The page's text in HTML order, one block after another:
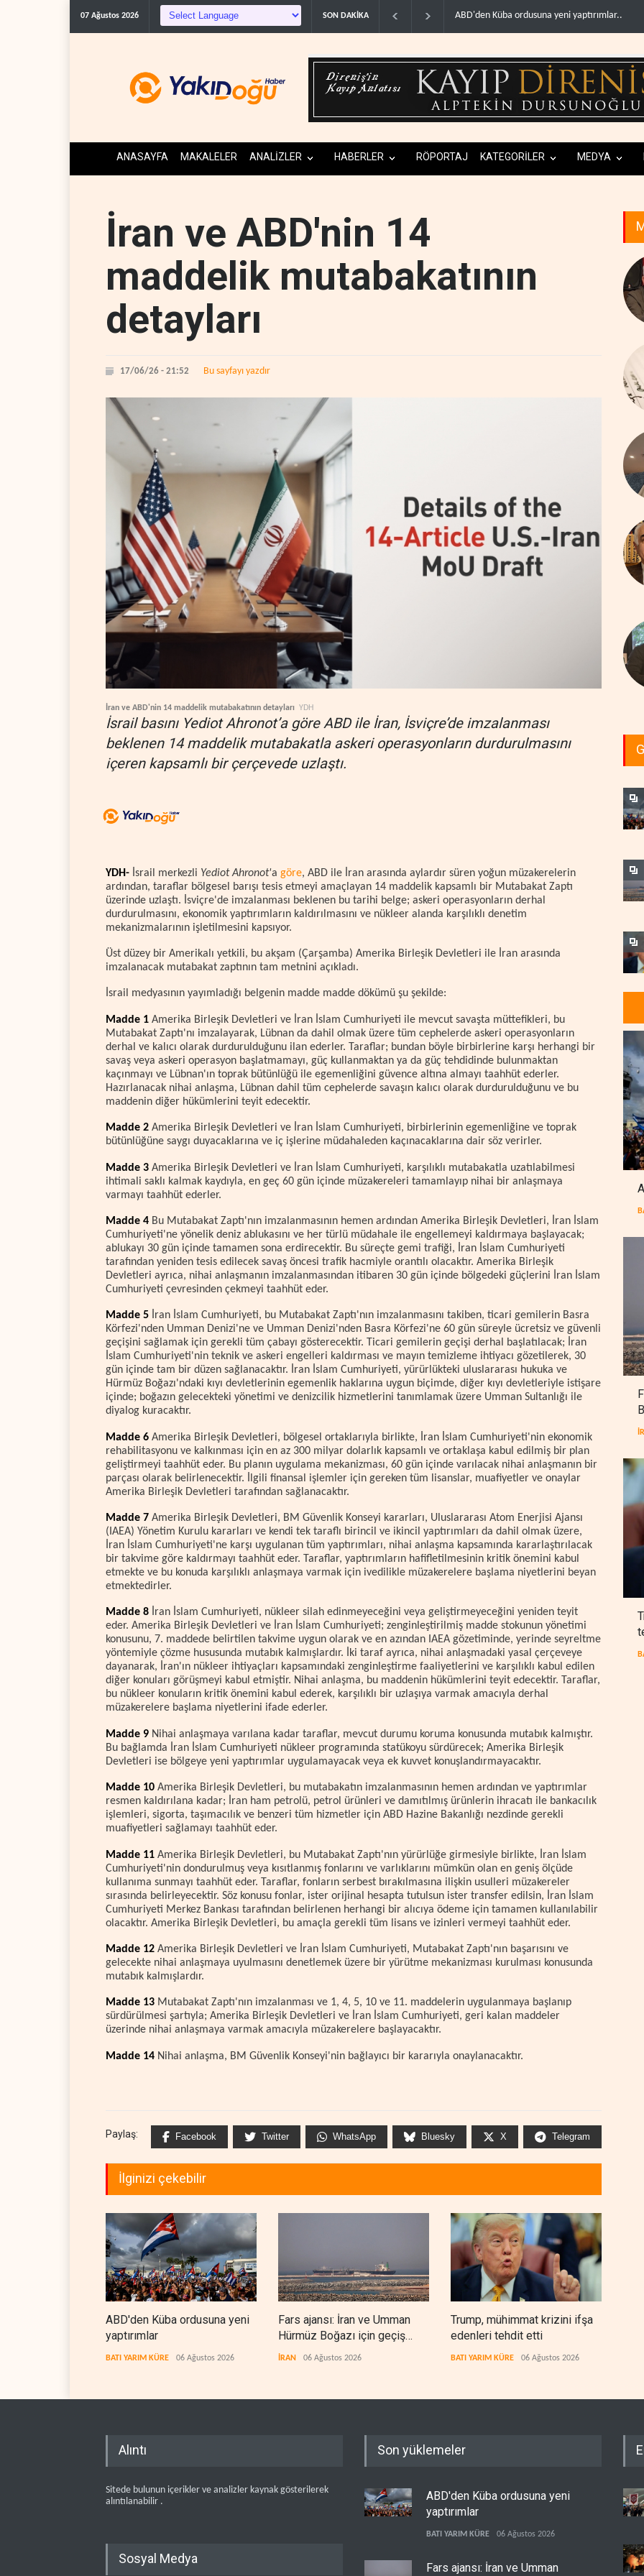
07 Ağustos 2026 SON DAKİKA
ABD'den Küba ordusuna yeni yaptırımlar.. Fars ajansı: İran ve Umman Hürmüz Boğazı
ANASAYFA MAKALELER ANALİZLER HABERLER RÖPORTAJ KATEGORİLER MEDYA
İran ve ABD'nin 14
maddelik mutabakatının
detayları
17/06/26 - 21:52 Bu sayfayı yazdır
İran ve ABD'nin 14 maddelik mutabakatının detayları YDH
İsrail basını Yediot Ahronot’a göre ABD ile İran, İsviçre’de imzalanması
beklenen 14 maddelik mutabakatla askeri operasyonların durdurulmasını
içeren kapsamlı bir çerçevede uzlaştı.
YDH- İsrail merkezli Yediot Ahronot'a göre, ABD ile İran arasında aylardır süren yoğun müzakerelerin
ardından, taraflar bölgesel barışı tesis etmeyi amaçlayan 14 maddelik kapsamlı bir Mutabakat Zaptı
üzerinde uzlaştı. İsviçre'de imzalanması beklenen bu tarihi belge; askeri operasyonların derhal
durdurulmasını, ekonomik yaptırımların kaldırılmasını ve nükleer alanda karşılıklı denetim
mekanizmalarının işletilmesini kapsıyor.
Üst düzey bir Amerikalı yetkili, bu akşam (Çarşamba) Amerika Birleşik Devletleri ile İran arasında
imzalanacak mutabakat zaptının tam metnini açıkladı.
İsrail medyasının yayımladığı belgenin madde madde dökümü şu şekilde:
Madde 1 Amerika Birleşik Devletleri ve İran İslam Cumhuriyeti ile mevcut savaşta müttefikleri, bu
Mutabakat Zaptı'nı imzalayarak, Lübnan da dahil olmak üzere tüm cephelerde askeri operasyonların
derhal ve kalıcı olarak durdurulduğunu ilan ederler. Taraflar; bundan böyle birbirlerine karşı herhangi bir
savaş veya askeri operasyon başlatmamayı, güç kullanmaktan ya da güç tehdidinde bulunmaktan
kaçınmayı ve Lübnan'ın toprak bütünlüğü ile egemenliğini güvence altına almayı taahhüt ederler.
Hazırlanacak nihai anlaşma, Lübnan dahil tüm cephelerde savaşın kalıcı olarak durdurulduğunu ve bu
maddenin diğer hükümlerini teyit edecektir.
Madde 2 Amerika Birleşik Devletleri ve İran İslam Cumhuriyeti, birbirlerinin egemenliğine ve toprak
bütünlüğüne saygı duyacaklarına ve iç işlerine müdahaleden kaçınacaklarına dair söz verirler.
Madde 3 Amerika Birleşik Devletleri ve İran İslam Cumhuriyeti, karşılıklı mutabakatla uzatılabilmesi
ihtimali saklı kalmak kaydıyla, en geç 60 gün içinde müzakereleri tamamlayıp nihai bir anlaşmaya
varmayı taahhüt ederler.
Madde 4 Bu Mutabakat Zaptı'nın imzalanmasının hemen ardından Amerika Birleşik Devletleri, İran İslam
Cumhuriyeti'ne yönelik deniz ablukasını ve her türlü müdahale ile engellemeyi kaldırmaya başlayacak;
ablukayı 30 gün içinde tamamen sona erdirecektir. Bu süreçte gemi trafiği, İran İslam Cumhuriyeti
tarafından yeniden tesis edilecek savaş öncesi trafik hacmiyle orantılı olacaktır. Amerika Birleşik
Devletleri ayrıca, nihai anlaşmanın imzalanmasından itibaren 30 gün içinde bölgedeki güçlerini İran İslam
Cumhuriyeti çevresinden çekmeyi taahhüt eder.
Madde 5 İran İslam Cumhuriyeti, bu Mutabakat Zaptı'nın imzalanmasını takiben, ticari gemilerin Basra
Körfezi'nden Umman Denizi'ne ve Umman Denizi'nden Basra Körfezi'ne 60 gün süreyle ücretsiz ve güvenli
geçişini sağlamak için gerekli tüm çabayı gösterecektir. Ticari gemilerin geçişi derhal başlatılacak; İran
İslam Cumhuriyeti'nin teknik ve askeri engelleri kaldırması ve mayın temizleme ihtiyacı gözetilerek, 30
gün içinde tam bir düzen sağlanacaktır. İran İslam Cumhuriyeti, yürürlükteki uluslararası hukuka ve
Hürmüz Boğazı'ndaki kıyı devletlerinin egemenlik haklarına uygun biçimde, diğer kıyı devletleriyle istişare
içinde; boğazın gelecekteki yönetimi ve denizcilik hizmetlerini tanımlamak üzere Umman Sultanlığı ile
diyalog kuracaktır.
Madde 6 Amerika Birleşik Devletleri, bölgesel ortaklarıyla birlikte, İran İslam Cumhuriyeti'nin ekonomik
rehabilitasyonu ve kalkınması için en az 300 milyar dolarlık kapsamlı ve ortaklaşa kabul edilmiş bir plan
geliştirmeyi taahhüt eder. Bu planın uygulama mekanizması, 60 gün içinde varılacak nihai anlaşmanın bir
parçası olarak belirlenecektir. İlgili finansal işlemler için gereken tüm lisanslar, muafiyetler ve onaylar
Amerika Birleşik Devletleri tarafından sağlanacaktır.
Madde 7 Amerika Birleşik Devletleri, BM Güvenlik Konseyi kararları, Uluslararası Atom Enerjisi Ajansı
(IAEA) Yönetim Kurulu kararları ve kendi tek taraflı birincil ve ikincil yaptırımları da dahil olmak üzere,
İran İslam Cumhuriyeti'ne karşı uygulanan tüm yaptırımları, nihai anlaşma kapsamında kararlaştırılacak
bir takvime göre kaldırmayı taahhüt eder. Taraflar, yaptırımların hafifletilmesinin kritik önemini kabul
etmekte ve bu konuda karşılıklı anlaşmaya varmak için ivedilikle müzakerelere başlama niyetlerini beyan
etmektedirler.
Madde 8 İran İslam Cumhuriyeti, nükleer silah edinmeyeceğini veya geliştirmeyeceğini yeniden teyit
eder. Amerika Birleşik Devletleri ve İran İslam Cumhuriyeti; zenginleştirilmiş madde stokunun yönetimi
konusunu, 7. maddede belirtilen takvime uygun olarak ve en azından IAEA gözetiminde, yerinde seyreltme
yöntemiyle çözme hususunda mutabık kalmışlardır. İki taraf ayrıca, nihai anlaşmadaki yasal çerçeveye
dayanarak, İran'ın nükleer ihtiyaçları kapsamındaki zenginleştirme faaliyetlerini ve karşılıklı kabul edilen
diğer konuları görüşmeyi kabul etmiştir. Nihai anlaşma, bu maddenin hükümlerini teyit edecektir. Taraflar,
bu nükleer konuların kritik önemini kabul ederek, karşılıklı bir uzlaşıya varmak amacıyla derhal
müzakerelere başlama niyetlerini ifade ederler.
Madde 9 Nihai anlaşmaya varılana kadar taraflar, mevcut durumu koruma konusunda mutabık kalmıştır.
Bu bağlamda İran İslam Cumhuriyeti nükleer programında statükoyu sürdürecek; Amerika Birleşik
Devletleri ise bölgeye yeni yaptırımlar uygulamayacak veya ek kuvvet konuşlandırmayacaktır.
Madde 10 Amerika Birleşik Devletleri, bu mutabakatın imzalanmasının hemen ardından ve yaptırımlar
resmen kaldırılana kadar; İran ham petrolü, petrol ürünleri ve damıtılmış ürünlerin ihracatı ile bankacılık
işlemleri, sigorta, taşımacılık ve benzeri tüm hizmetler için ABD Hazine Bakanlığı nezdinde gerekli
muafiyetleri sağlamayı taahhüt eder.
Madde 11 Amerika Birleşik Devletleri, bu Mutabakat Zaptı'nın yürürlüğe girmesiyle birlikte, İran İslam
Cumhuriyeti'nin dondurulmuş veya kısıtlanmış fonlarını ve varlıklarını mümkün olan en geniş ölçüde
kullanıma sunmayı taahhüt eder. Taraflar, fonların serbest bırakılmasına ilişkin usulleri müzakereler
sırasında belirleyecektir. Söz konusu fonlar, ister orijinal hesapta tutulsun ister transfer edilsin, İran İslam
Cumhuriyeti Merkez Bankası tarafından belirlenen herhangi bir alıcıya ödeme için tamamen kullanılabilir
olacaktır. Amerika Birleşik Devletleri, bu amaçla gerekli tüm lisans ve izinleri vermeyi taahhüt eder.
Madde 12 Amerika Birleşik Devletleri ve İran İslam Cumhuriyeti, Mutabakat Zaptı'nın başarısını ve
gelecekte nihai anlaşmaya uyulmasını denetlemek üzere bir yürütme mekanizması kurulması konusunda
mutabık kalmışlardır.
Madde 13 Mutabakat Zaptı'nın imzalanması ve 1, 4, 5, 10 ve 11. maddelerin uygulanmaya başlanıp
sürdürülmesi şartıyla; Amerika Birleşik Devletleri ve İran İslam Cumhuriyeti, geri kalan maddeler
üzerinde nihai anlaşmaya varmak amacıyla müzakerelere başlayacaktır.
Madde 14 Nihai anlaşma, BM Güvenlik Konseyi'nin bağlayıcı bir kararıyla onaylanacaktır.
Paylaş: Facebook Twitter WhatsApp Bluesky X Telegram
İlginizi çekebilir
ABD'den Küba ordusuna yeni
yaptırımlar
BATI YARIM KÜRE 06 Ağustos 2026
Fars ajansı: İran ve Umman
Hürmüz Boğazı için geçiş
koridorlarında anlaştı
İRAN 06 Ağustos 2026
Trump, mühimmat krizini ifşa
edenleri tehdit etti
BATI YARIM KÜRE 06 Ağustos 2026
Alıntı
Sitede bulunun içerikler ve analizler kaynak gösterilerek
alıntılanabilir .
Sosyal Medya
Son yüklemeler
ABD'den Küba ordusuna yeni
yaptırımlar
BATI YARIM KÜRE 06 Ağustos 2026
Fars ajansı: İran ve Umman